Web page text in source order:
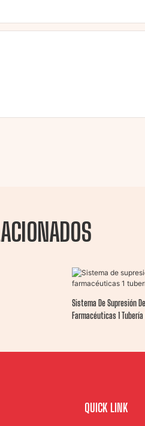
Sistema De Supresión
Farmacéuticas 1
QUICK LINK